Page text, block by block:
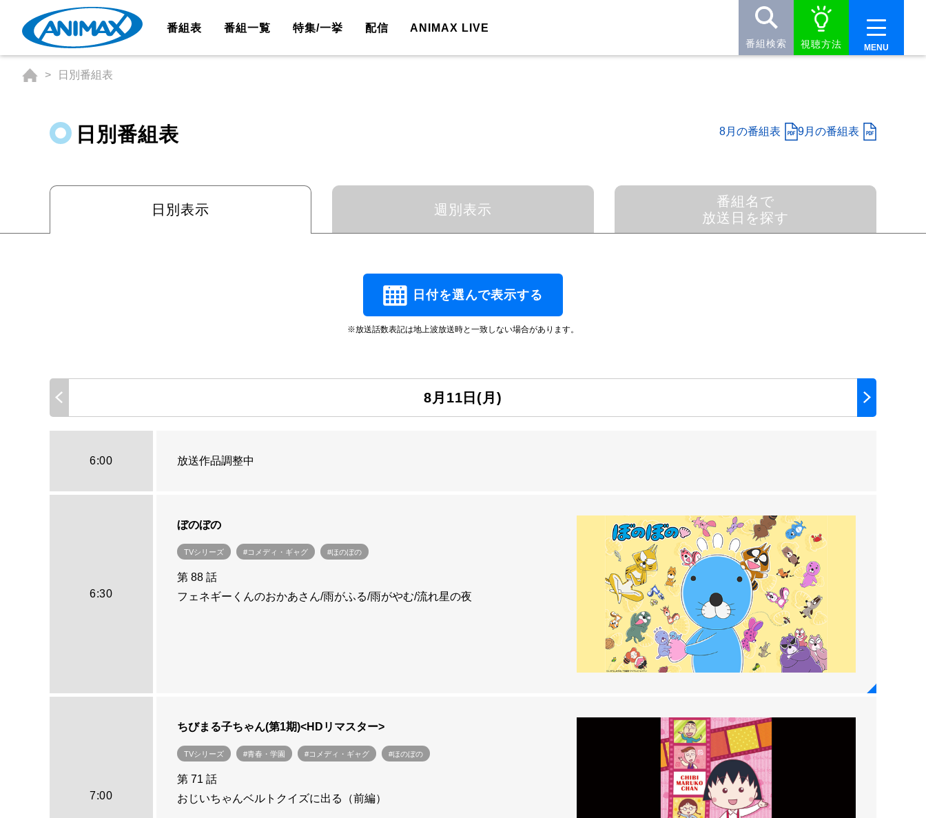
番組表 番組一覧 特集/一挙 配信 ANIMAX LIVE
番組検索 視聴方法
日別番組表
日別番組表 8月の番組表 9月の番組表
日別表示 週別表示
番組名で
放送日を探す
日付を選んで表示する
※放送話数表記は地上波放送時と一致しない場合があります。
8月11日(月)
6:00 放送作品調整中
6:30
ぼのぼの
TVシリーズ #コメディ・ギャグ #ほのぼの
第 88 話
フェネギーくんのおかあさん/雨がふる/雨がやむ/流れ星の夜
7:00
ちびまる子ちゃん(第1期)<HDリマスター>
TVシリーズ #青春・学園 #コメディ・ギャグ #ほのぼの
第 71 話
おじいちゃんベルトクイズに出る（前編）